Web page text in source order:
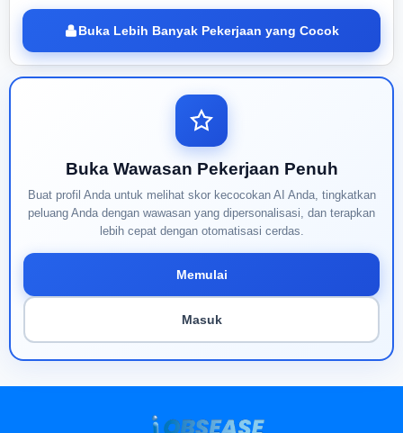
Buka Lebih Banyak Pekerjaan yang Cocok
Buka Wawasan Pekerjaan Penuh
Buat profil Anda untuk melihat skor kecocokan AI Anda, tingkatkan
peluang Anda dengan wawasan yang dipersonalisasi, dan terapkan
lebih cepat dengan otomatisasi cerdas.
Memulai
Masuk